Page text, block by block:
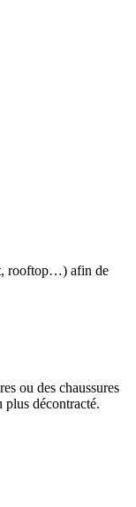
rooftop…) afin de
ou des chaussures
plus décontracté.